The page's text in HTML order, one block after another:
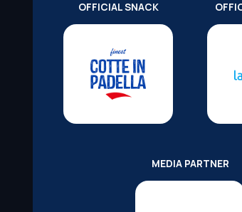
OFFICIAL SNACK
MEDIA PARTNER